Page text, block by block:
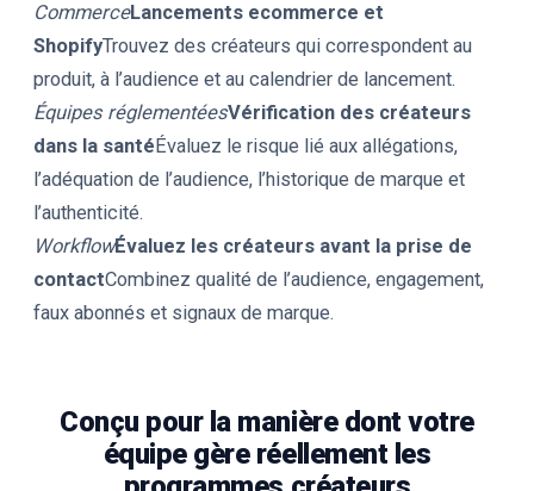
CommerceLancements ecommerce et
ShopifyTrouvez des créateurs qui correspondent au
produit, à l’audience et au calendrier de lancement.
Équipes réglementéesVérification des créateurs
dans la santéÉvaluez le risque lié aux allégations,
l’adéquation de l’audience, l’historique de marque et
l’authenticité.
WorkflowÉvaluez les créateurs avant la prise de
contactCombinez qualité de l’audience, engagement,
faux abonnés et signaux de marque.
Conçu pour la manière dont votre
équipe gère réellement les